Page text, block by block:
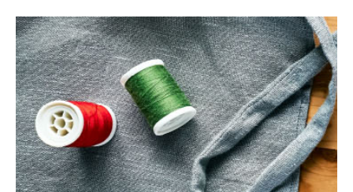
DERECHO LABORAL Y